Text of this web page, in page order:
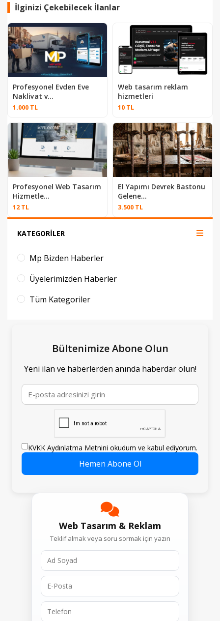
İlginizi Çekebilecek İlanlar
Profesyonel Evden Eve
Nakliyat v...
1.000 TL
Web tasarım reklam
hizmetleri
10 TL
Profesyonel Web Tasarım
Hizmetle...
12 TL
El Yapımı Devrek Bastonu
Gelene...
3.500 TL
KATEGORİLER
Mp Bizden Haberler
Üyelerimizden Haberler
Tüm Kategoriler
Bültenimize Abone Olun
Yeni ilan ve haberlerden anında haberdar olun!
KVKK Aydınlatma Metnini okudum ve kabul ediyorum.
Hemen Abone Ol
Web Tasarım & Reklam
Teklif almak veya soru sormak için yazın